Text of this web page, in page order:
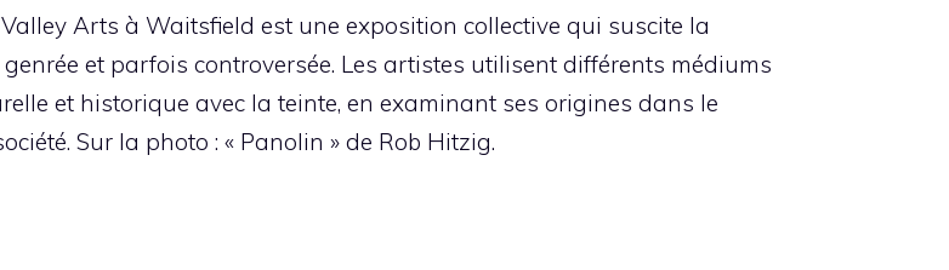
Arts à Waitsfield est une exposition collective qui suscite la
et parfois controversée. Les artistes utilisent différents médiums
et historique avec la teinte, en examinant ses origines dans le
Sur la photo : « Panolin » de Rob Hitzig.